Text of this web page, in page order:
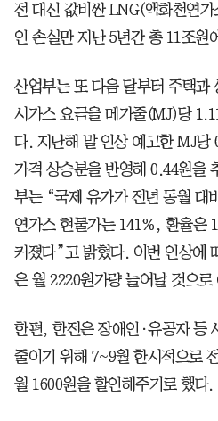
전 대신 값비싼 LNG(액화천연
인 손실만 지난 5년간 총 11조원
산업부는 또 다음 달부터 주택과
시가스 요금을 메가줄(MJ)당
다. 지난해 말 인상 예고한 MJ당
가격 상승분을 반영해 0.44원을
부는 “국제 유가가 전년 동월 대
연가스 현물가는 141%, 환율은
커졌다”고 밝혔다. 이번 인상에
은 월 2220원가량 늘어날 것으로
한편, 한전은 장애인·유공자 등
줄이기 위해 7~9월 한시적으로
월 1600원을 할인해주기로 했다.